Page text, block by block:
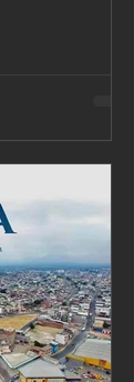
inicio. Se
central
el transporte
la